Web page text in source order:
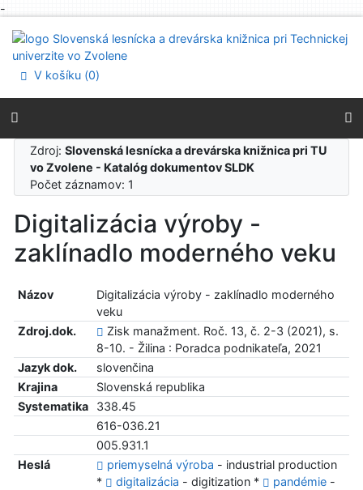
-
Prejsť na menu
Prehlásenie o webovej prístupnosti
V košíku (0)
Zdroj:Slovenská lesnícka a drevárska knižnica pri TU
vo Zvolene - Katalóg dokumentov SLDK
Počet záznamov: 1
Digitalizácia výroby -
zaklínadlo moderného veku
Názov
Digitalizácia výroby - zaklínadlo moderného
veku
Zdroj.dok.
Zisk manažment. Roč. 13, č. 2-3 (2021), s.
8-10. - Žilina : Poradca podnikateľa, 2021
Jazyk dok.
slovenčina
Krajina
Slovenská republika
Systematika
338.45
616-036.21
005.931.1
Heslá
priemyselná výroba - industrial production
*
digitalizácia - digitization * pandémie-